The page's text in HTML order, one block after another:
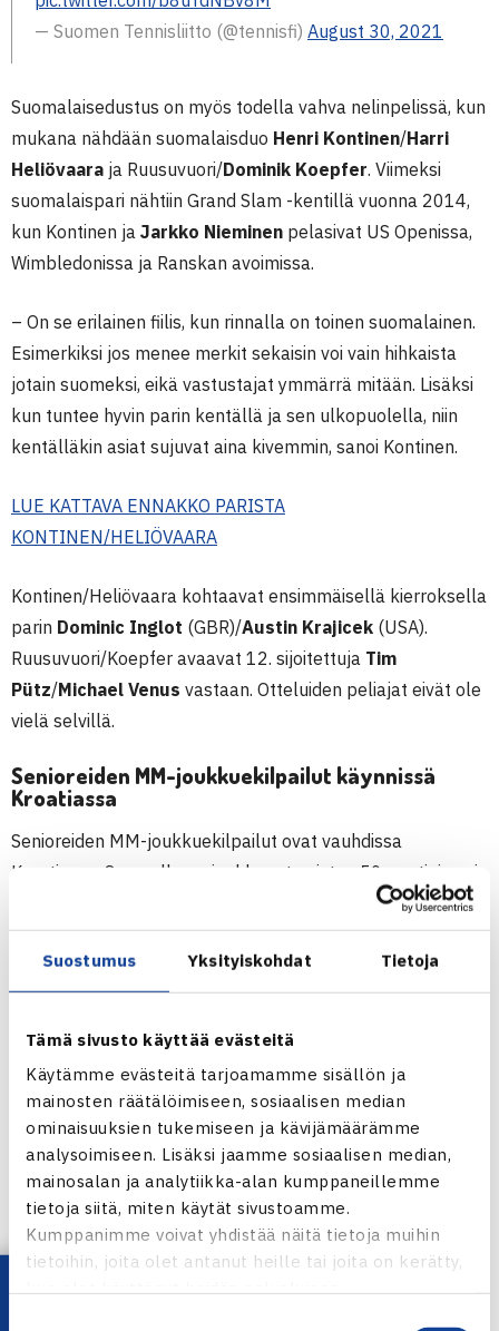
Suostumus Yksityiskohdat Tietoja
Tämä sivusto käyttää evästeitä
Käytämme evästeitä tarjoamamme sisällön ja
mainosten räätälöimiseen, sosiaalisen median
ominaisuuksien tukemiseen ja kävijämäärämme
analysoimiseen. Lisäksi jaamme sosiaalisen median,
mainosalan ja analytiikka-alan kumppaneillemme
tietoja siitä, miten käytät sivustoamme.
Kumppanimme voivat yhdistää näitä tietoja muihin
tietoihin, joita olet antanut heille tai joita on kerätty,
— Suomen Tennisliitto (@tennisfi) August 30, 2021
Suomalaisedustus on myös todella vahva nelinpelissä, kun
mukana nähdään suomalaisduo Henri Kontinen/Harri
Heliövaara ja Ruusuvuori/Dominik Koepfer. Viimeksi
suomalaispari nähtiin Grand Slam -kentillä vuonna 2014,
kun Kontinen ja Jarkko Nieminen pelasivat US Openissa,
Wimbledonissa ja Ranskan avoimissa.
– On se erilainen fiilis, kun rinnalla on toinen suomalainen.
Esimerkiksi jos menee merkit sekaisin voi vain hihkaista
jotain suomeksi, eikä vastustajat ymmärrä mitään. Lisäksi
kun tuntee hyvin parin kentällä ja sen ulkopuolella, niin
kentälläkin asiat sujuvat aina kivemmin, sanoi Kontinen.
LUE KATTAVA ENNAKKO PARISTA
KONTINEN/HELIÖVAARA
Kontinen/Heliövaara kohtaavat ensimmäisellä kierroksella
parin Dominic Inglot (GBR)/Austin Krajicek (USA).
Ruusuvuori/Koepfer avaavat 12. sijoitettuja Tim
Pütz/Michael Venus vastaan. Otteluiden peliajat eivät ole
vielä selvillä.
Senioreiden MM-joukkuekilpailut käynnissä
Kroatiassa
Senioreiden MM-joukkuekilpailut ovat vauhdissa
Kroatiassa. Suomella on joukkueet naisten 50-vuotiaissa ja
KAAVIOT & TULOSSEURANTA:NAISET 50 MIEHET 55
MIEHET 60